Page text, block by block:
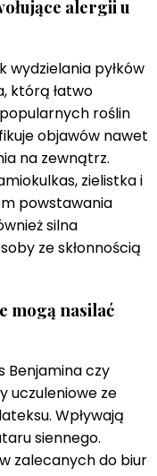
alergii u
wydzielania pyłków
którą łatwo
roślin
objawów nawet
na zewnątrz.
zielistka i
powstawania
silna
ze skłonnością
mogą nasilać
Benjamina czy
uczuleniowe ze
Wpływają
siennego.
zalecanych do biur